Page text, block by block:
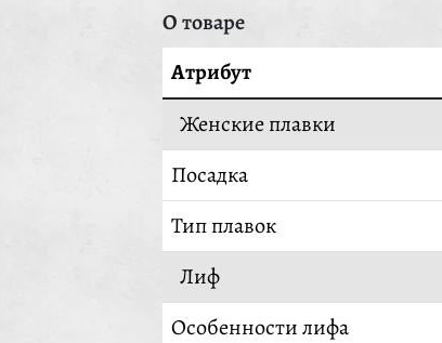
О товаре
Атрибут
Женские плавки
Посадка
Тип плавок
Лиф
Особенности лифа